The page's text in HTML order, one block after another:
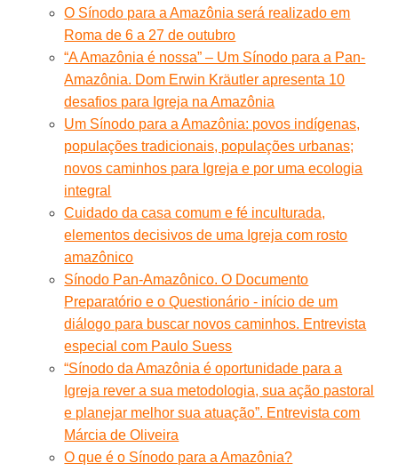
O Sínodo para a Amazônia será realizado em
Roma de 6 a 27 de outubro
“A Amazônia é nossa” – Um Sínodo para a Pan-
Amazônia. Dom Erwin Kräutler apresenta 10
desafios para Igreja na Amazônia
Um Sínodo para a Amazônia: povos indígenas,
populações tradicionais, populações urbanas;
novos caminhos para Igreja e por uma ecologia
integral
Cuidado da casa comum e fé inculturada,
elementos decisivos de uma Igreja com rosto
amazônico
Sínodo Pan-Amazônico. O Documento
Preparatório e o Questionário - início de um
diálogo para buscar novos caminhos. Entrevista
especial com Paulo Suess
“Sínodo da Amazônia é oportunidade para a
Igreja rever a sua metodologia, sua ação pastoral
e planejar melhor sua atuação”. Entrevista com
Márcia de Oliveira
O que é o Sínodo para a Amazônia?